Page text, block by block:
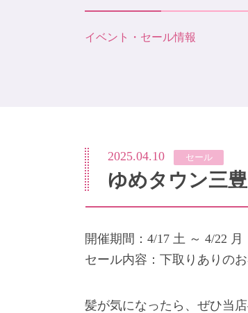
イベント・セール情報
2025.04.10 セール
ゆめタウン三
開催期間：4/17 土 ～ 4/22 月
セール内容：下取りありの
髪が気になったら、ぜひ当